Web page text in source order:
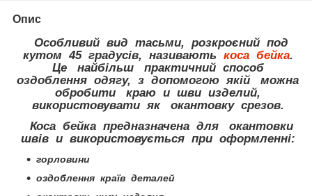
Опис
Особливий вид тасьми, розкроєний под
кутом 45 градусів, називають коса бейка.
Це найбільш практичний способ
оздоблення одягу, з допомогою якій можна
обробити краю и шви изделий,
використовувати як окантовку срезов.
Коса бейка предназначена для окантовки
швів и використовується при оформленні:
горловини
оздоблення країв деталей